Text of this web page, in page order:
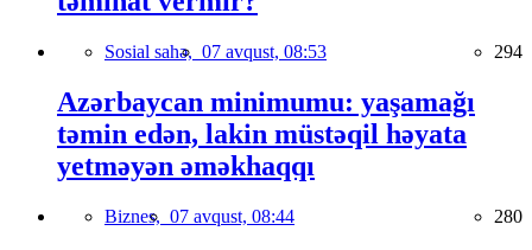
Sosial sahə, 07 avqust, 08:53 294
Azərbaycan minimumu: yaşamağı
təmin edən, lakin müstəqil həyata
yetməyən əməkhaqqı
Biznes, 07 avqust, 08:44 280